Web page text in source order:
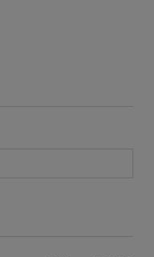
płatności